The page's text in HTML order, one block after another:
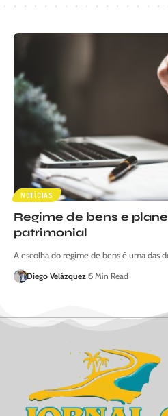
NOTÍCIAS
Regime de bens e
patrimonial
A escolha do regime de bens é uma das
Diego Velázquez 5 Min Read